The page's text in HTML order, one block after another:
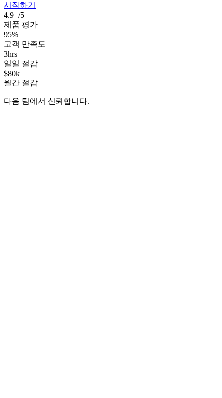
시작하기
4.9+/5
제품 평가
95%
고객 만족도
3hrs
일일 절감
$80k
월간 절감
다음 팀에서 신뢰합니다.